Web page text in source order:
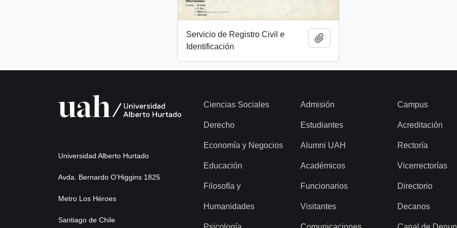
Servicio de Registro Civil e
Identificación
Universidad Alberto Hurtado
Avda. Bernardo O’Higgins 1825
Metro Los Héroes
Santiago de Chile
Ciencias Sociales
Derecho
Economía y Negocios
Educación
Filosofía y
Humanidades
Admisión
Estudiantes
Alumni UAH
Académicos
Funcionarios
Visitantes
Campus
Acreditación
Rectoría
Vicerrectorías
Directorio
Decanos